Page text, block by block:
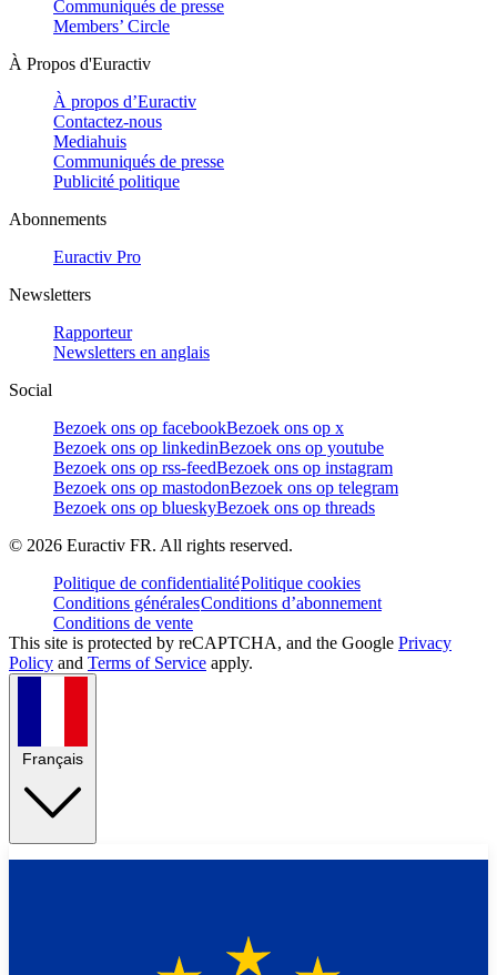
Communiqués de presse
Members’ Circle
À Propos d'Euractiv
À propos d’Euractiv
Contactez-nous
Mediahuis
Communiqués de presse
Publicité politique
Abonnements
Euractiv Pro
Newsletters
Rapporteur
Newsletters en anglais
Social
Bezoek ons op facebookBezoek ons op x
Bezoek ons op linkedinBezoek ons op youtube
Bezoek ons op rss-feedBezoek ons op instagram
Bezoek ons op mastodonBezoek ons op telegram
Bezoek ons op blueskyBezoek ons op threads
© 2026 Euractiv FR. All rights reserved.
Politique de confidentialitéPolitique cookies
Conditions généralesConditions d’abonnement
Conditions de vente
This site is protected by reCAPTCHA, and the Google Privacy
Policy and Terms of Service apply.
Français